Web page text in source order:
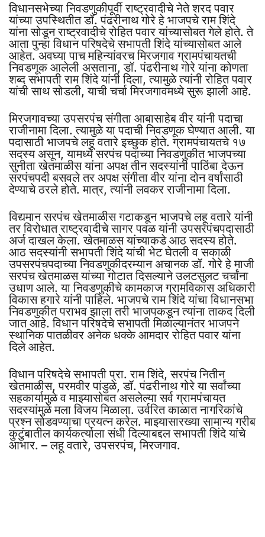
विधानसभेच्या निवडणुकीपूर्वी राष्ट्रवादीचे नेते शरद पवार
यांच्या उपस्थितीत डॉ. पंढरीनाथ गोरे हे भाजपचे राम शिंदे
यांना सोडून राष्ट्रवादीचे रोहित पवार यांच्यासोबत गेले होते. ते
आता पुन्हा विधान परिषदेचे सभापती शिंदे यांच्यासोबत आले
आहेत. अवघ्या पाच महिन्यांवरच मिरजगाव ग्रामपंचायतची
निवडणूक आलेली असताना, डॉ. पंढरीनाथ गोरे यांना कोणता
शब्द सभापती राम शिंदे यांनी दिला, त्यामुळे त्यांनी रोहित पवार
यांची साथ सोडली, याची चर्चा मिरजगावमध्ये सुरू झाली आहे.
मिरजगावच्या उपसरपंच संगीता आबासाहेब वीर यांनी पदाचा
राजीनामा दिला. त्यामुळे या पदाची निवडणूक घेण्यात आली. या
पदासाठी भाजपचे लहू वतारे इच्छुक होते. ग्रामपंचायतचे १७
सदस्य असून, यामध्ये सरपंच पदाच्या निवडणुकीत भाजपच्या
सुनीता खेतमाळीस यांना अपक्ष तीन सदस्यांनी पाठिंबा देऊन
सरपंचपदी बसवले तर अपक्ष संगीता वीर यांना दोन वर्षांसाठी
देण्याचे ठरले होते. मात्र, त्यांनी लवकर राजीनामा दिला.
विद्यमान सरपंच खेतमाळीस गटाकडून भाजपचे लहू वतारे यांनी
तर विरोधात राष्ट्रवादीचे सागर पवळ यांनी उपसरपंचपदासाठी
अर्ज दाखल केला. खेतमाळस यांच्याकडे आठ सदस्य होते.
आठ सदस्यांनी सभापती शिंदे यांची भेट घेतली व सकाळी
उपसरपंचपदाच्या निवडणुकीदरम्यान अचानक डॉ. गोरे हे माजी
सरपंच खेतमाळस यांच्या गोटात दिसल्याने उलटसुलट चर्चांना
उधाण आले. या निवडणुकीचे कामकाज ग्रामविकास अधिकारी
विकास हगारे यांनी पाहिले. भाजपचे राम शिंदे यांचा विधानसभा
निवडणुकीत पराभव झाला तरी भाजपकडून त्यांना ताकद दिली
जात आहे. विधान परिषदेचे सभापती मिळाल्यानंतर भाजपने
स्थानिक पातळीवर अनेक धक्के आमदार रोहित पवार यांना
दिले आहेत.
विधान परिषदेचे सभापती प्रा. राम शिंदे, सरपंच नितीन
खेतमाळीस, परमवीर पांडुळे, डॉ. पंढरीनाथ गोरे या सर्वांच्या
सहकार्यामुळे व माझ्यासोबत असलेल्या सर्व ग्रामपंचायत
सदस्यांमुळे मला विजय मिळाला. उर्वरित काळात नागरिकांचे
प्रश्न सोडवण्याचा प्रयत्न करेल. माझ्यासारख्या सामान्य गरीब
कुटुंबातील कार्यकर्त्याला संधी दिल्याबद्दल सभापती शिंदे यांचे
आभार. – लहू वतारे, उपसरपंच, मिरजगाव.